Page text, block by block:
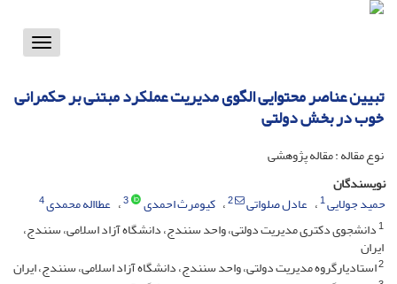
Toggle
تبیین عناصر محتوایی الگوی مدیریت عملکرد مبتنی بر حکمرانی
خوب در بخش دولتی
نوع مقاله : مقاله پژوهشی
نویسندگان
حمید جولایی1 عادل صلواتی 2 کیومرث احمدی 3 عطااله محمدی4
1دانشجوی دکتری مدیریت دولتی، واحد سنندج، دانشگاه آزاد اسلامی، سنندج،
ایران
2استادیارگروه مدیریت دولتی، واحد سنندج، دانشگاه آزاد اسلامی، سنندج، ایران